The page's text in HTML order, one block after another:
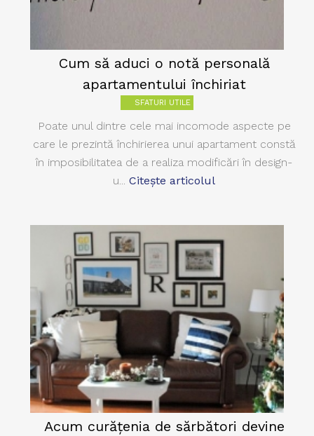
Cum să aduci o notă personală
apartamentului închiriat
SFATURI UTILE
Poate unul dintre cele mai incomode aspecte pe
care le prezintă închirierea unui apartament constă
în imposibilitatea de a realiza modificări în design-
u... Citește articolul
Acum curăţenia de sărbători devine